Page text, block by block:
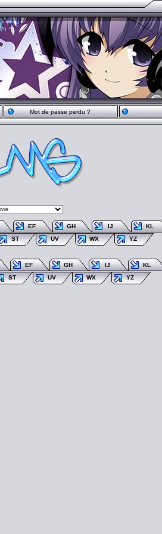
Mot de passe perdu ?
EF GH IJ
KL
ST UV WX YZ
EF GH IJ
KL
ST UV WX YZ